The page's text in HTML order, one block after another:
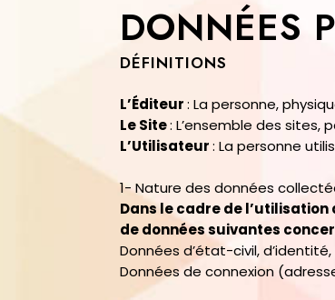
DONNÉES
DÉFINITIONS
L’Éditeur: La personne,
Le Site: L’ensemble des sites,
L’Utilisateur: La personne
1- Nature des données
Dans le cadre de
de données suivantes
Données d’état-civil,
Données de connexion